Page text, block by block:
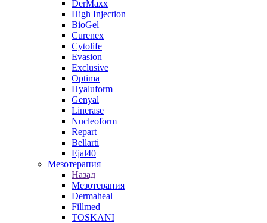
DerMaxx
High Injection
BioGel
Curenex
Cytolife
Evasion
Exclusive
Optima
Hyaluform
Genyal
Linerase
Nucleoform
Repart
Bellarti
Ejal40
Мезотерапия
Назад
Мезотерапия
Dermaheal
Fillmed
TOSKANI